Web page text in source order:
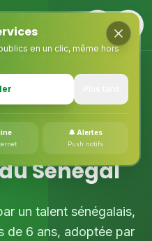
opérationnelle
Partenaire
Sénégal
un talent sénégalais,
de 6 ans, adoptée par
en un clic, même hors
🔔 Alertes
Push notifs